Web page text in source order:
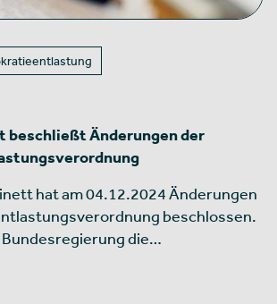
beschließt Änderungen der
hat am 04.12.2024 Änderungen
beschlossen.
die…